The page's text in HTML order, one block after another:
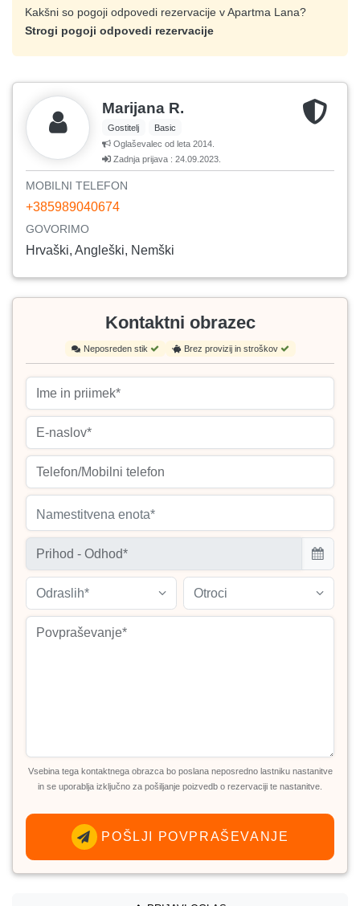
Kakšni so pogoji odpovedi rezervacije v Apartma Lana?
Strogi pogoji odpovedi rezervacije
Marijana R.
Gostitelj
Basic
Oglaševalec od leta 2014.
Zadnja prijava : 24.09.2023.
MOBILNI TELEFON
+385989040674
GOVORIMO
Hrvaški, Angleški, Nemški
Kontaktni obrazec
Neposreden stik Brez provizij in stroškov
Namestitvena enota*
Odraslih* Otroci
Vsebina tega kontaktnega obrazca bo poslana neposredno lastniku nastanitve
in se uporablja izključno za pošiljanje poizvedb o rezervaciji te nastanitve.
POŠLJI POVPRAŠEVANJE